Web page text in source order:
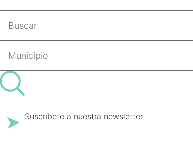
Suscríbete a nuestra newsletter